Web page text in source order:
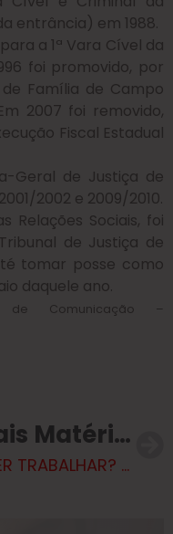
entrância) em 1988.
a 1ª Vara Cível da
foi promovido, por
Família de Campo
2007 foi removido,
Fiscal Estadual
Geral de Justiça de
2002 e 2009/2010.
Relações Sociais, foi
de Justiça de
tomar posse como
daquele ano.
Comunicação –
Mais Matérias
QUER TRABALHAR? Hoje tem 95 vagas de emprego em Três Lagoas